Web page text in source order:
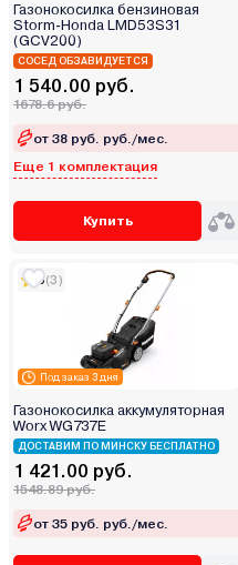
Газонокосилка бензиновая
Storm-Honda LMD53S31
(GCV200)
СОСЕД ОБЗАВИДУЕТСЯ
1 540.00 руб.
1678.6 руб.
от 38 руб. руб./мес.
Еще 1 комплектация
Купить
Под заказ 3 дня
5(3)
Газонокосилка аккумуляторная
Worx WG737E
ДОСТАВИМ ПО МИНСКУ БЕСПЛАТНО
1 421.00 руб.
1548.89 руб.
от 35 руб. руб./мес.